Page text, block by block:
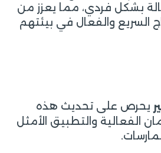
بشكل فردي، مما يعزز من
السريع والفعال في بيئتهم
يحرص على تحديث هذه
الفعالية والتطبيق الأمثل